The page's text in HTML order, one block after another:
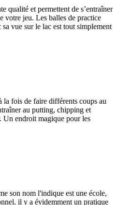
qualité et permettent de s’entraîner
votre jeu. Les balles de practice
vue sur le lac est tout simplement
la fois de faire différents coups au
au putting, chipping et
Un endroit magique pour les
son nom l'indique est une école,
il y a évidemment un pratique